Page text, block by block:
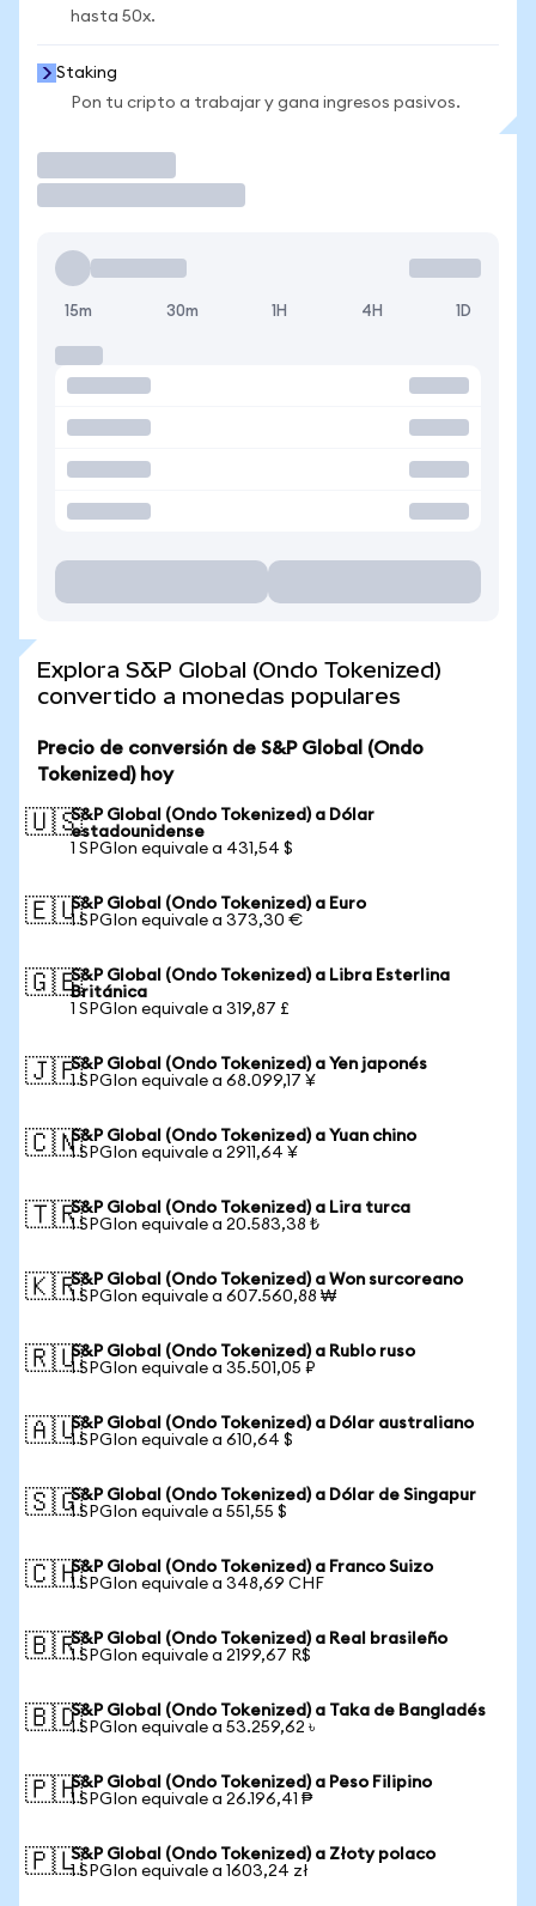
hasta 50x.
Staking
Pon tu cripto a trabajar y gana ingresos pasivos.
15m 30m 1H 4H 1D
Explora S&P Global (Ondo Tokenized)
convertido a monedas populares
Precio de conversión de S&P Global (Ondo
Tokenized) hoy
🇺🇸S&P Global (Ondo Tokenized) a Dólar
estadounidense
1 SPGIon equivale a 431,54 $
🇪🇺S&P Global (Ondo Tokenized) a Euro
1 SPGIon equivale a 373,30 €
🇬🇧S&P Global (Ondo Tokenized) a Libra Esterlina
Británica
1 SPGIon equivale a 319,87 £
🇯🇵S&P Global (Ondo Tokenized) a Yen japonés
1 SPGIon equivale a 68.099,17 ¥
🇨🇳S&P Global (Ondo Tokenized) a Yuan chino
1 SPGIon equivale a 2911,64 ¥
🇹🇷S&P Global (Ondo Tokenized) a Lira turca
1 SPGIon equivale a 20.583,38 ₺
🇰🇷S&P Global (Ondo Tokenized) a Won surcoreano
1 SPGIon equivale a 607.560,88 ₩
🇷🇺S&P Global (Ondo Tokenized) a Rublo ruso
1 SPGIon equivale a 35.501,05 ₽
🇦🇺S&P Global (Ondo Tokenized) a Dólar australiano
1 SPGIon equivale a 610,64 $
🇸🇬S&P Global (Ondo Tokenized) a Dólar de Singapur
1 SPGIon equivale a 551,55 $
🇨🇭S&P Global (Ondo Tokenized) a Franco Suizo
1 SPGIon equivale a 348,69 CHF
🇧🇷S&P Global (Ondo Tokenized) a Real brasileño
1 SPGIon equivale a 2199,67 R$
🇧🇩S&P Global (Ondo Tokenized) a Taka de Bangladés
1 SPGIon equivale a 53.259,62 ৳
🇵🇭S&P Global (Ondo Tokenized) a Peso Filipino
1 SPGIon equivale a 26.196,41 ₱
🇵🇱S&P Global (Ondo Tokenized) a Złoty polaco
1 SPGIon equivale a 1603,24 zł